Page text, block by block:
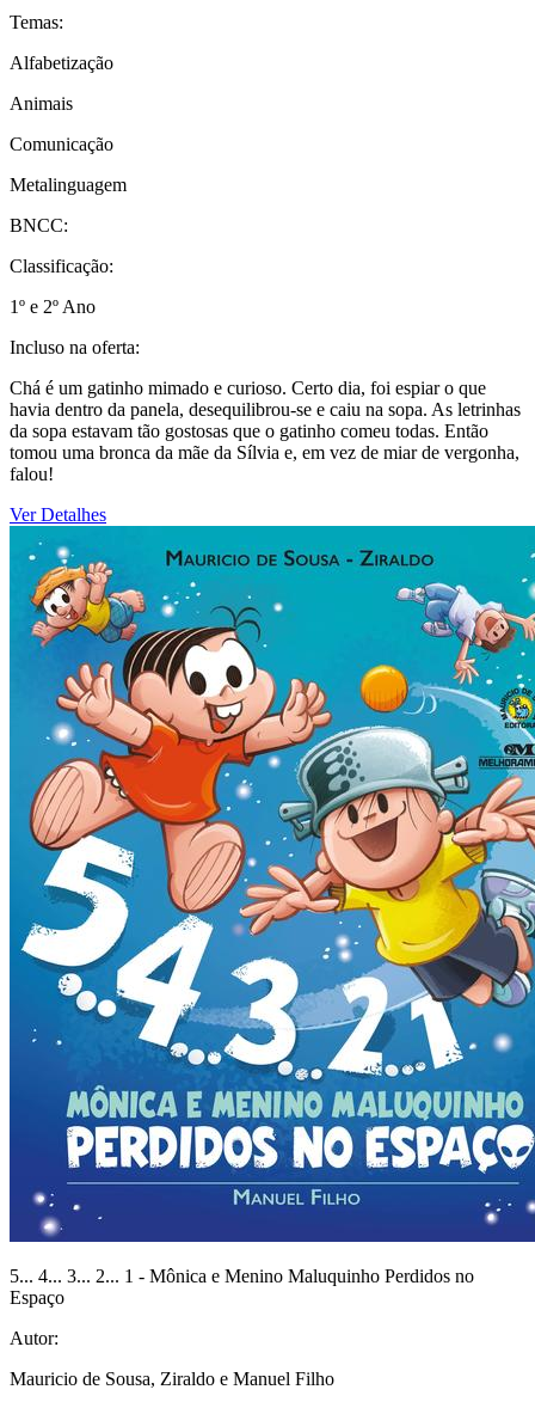
Temas:
Alfabetização
Animais
Comunicação
Metalinguagem
BNCC:
Classificação:
1º e 2º Ano
Incluso na oferta:
Chá é um gatinho mimado e curioso. Certo dia, foi espiar o que
havia dentro da panela, desequilibrou-se e caiu na sopa. As letrinhas
da sopa estavam tão gostosas que o gatinho comeu todas. Então
tomou uma bronca da mãe da Sílvia e, em vez de miar de vergonha,
falou!
Ver Detalhes
5... 4... 3... 2... 1 - Mônica e Menino Maluquinho Perdidos no
Espaço
Autor:
Mauricio de Sousa, Ziraldo e Manuel Filho